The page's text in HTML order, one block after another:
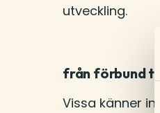
utveckling.
från förbund
Vissa känner